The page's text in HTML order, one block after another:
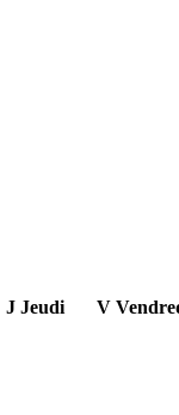
J Jeudi V